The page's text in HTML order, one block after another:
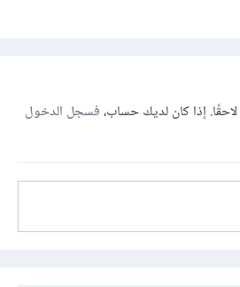
إذا كان لديك حساب،فسجل الدخول